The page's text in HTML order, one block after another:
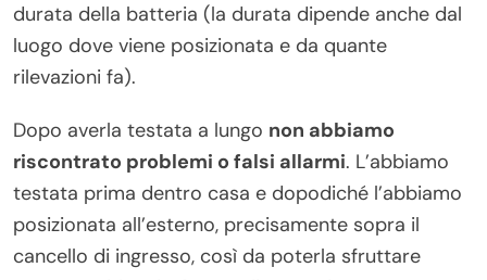
durata della batteria (la durata dipende anche dal
luogo dove viene posizionata e da quante
rilevazioni fa).
Dopo averla testata a lungo non abbiamo
riscontrato problemi o falsi allarmi. L’abbiamo
testata prima dentro casa e dopodiché l’abbiamo
posizionata all’esterno, precisamente sopra il
cancello di ingresso, così da poterla sfruttare